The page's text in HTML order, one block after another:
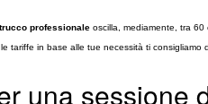
professionale oscilla, mediamente, tra
tariffe in base alle tue necessità ti consigliamo
una sessione